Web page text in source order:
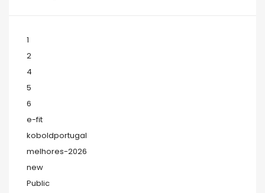
1
2
4
5
6
e-fit
koboldportugal
melhores-2026
new
Public